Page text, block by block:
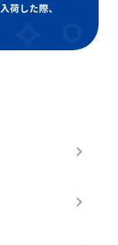
荷した際、